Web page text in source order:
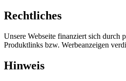
Rechtliches
Unsere Webseite finanziert sich
Produktlinks bzw. Werbeanzeigen
Hinweis